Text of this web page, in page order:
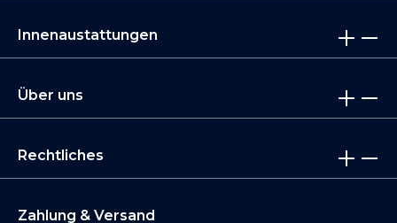
Innenaustattungen
Über uns
Rechtliches
Zahlung & Versand